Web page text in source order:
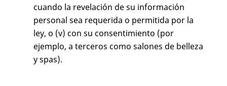
cuando la revelación de su información
personal sea requerida o permitida por la
ley, o (v) con su consentimiento (por
ejemplo, a terceros como salones de belleza
y spas).